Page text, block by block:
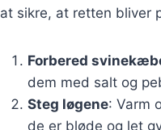
at sikre, at retten bliver
Forbered
dem med salt og
Steg løgene: Varm
de er bløde og let